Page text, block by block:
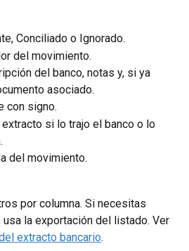
Conciliado o Ignorado.
del movimiento.
del banco, notas y, si ya
asociado.
con signo.
si lo trajo el banco o lo
del movimiento.
por columna. Si necesitas
la exportación del listado. Ver
extracto bancario.